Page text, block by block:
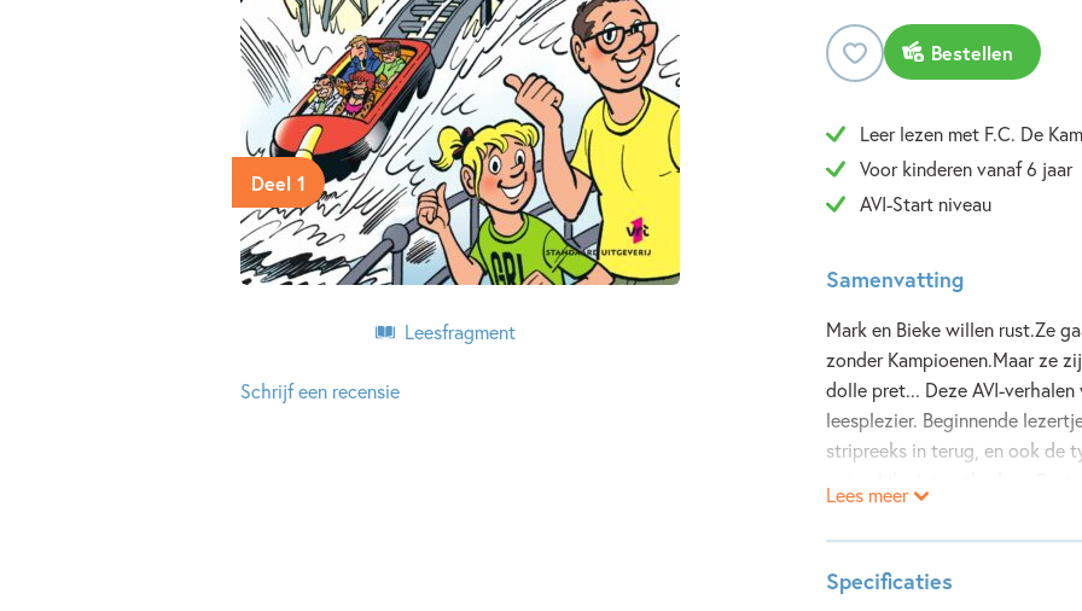
Deel 1
Leesfragment
Schrijf een recensie
Bestellen
Leer lezen met F.C. De
Voor kinderen vanaf 6 jaar
AVI-Start niveau
Samenvatting
Mark en Bieke willen rust.Ze
zonder Kampioenen.Maar ze
dolle pret... Deze AVI-
leesplezier. Beginnende
stripreeks in terug, en ook de
normen van op school.
Lees meer
Specificaties